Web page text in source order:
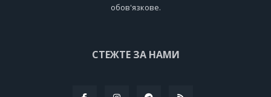
обов'язкове.
СТЕЖТЕ ЗА НАМИ